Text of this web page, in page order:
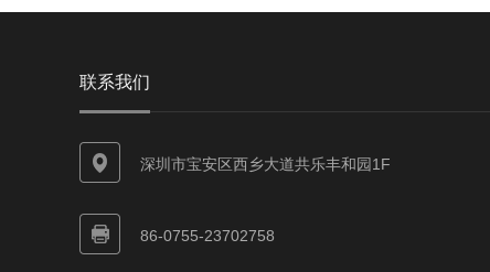
联系我们
深圳市宝安区西乡大道共乐丰和园1F
86-0755-23702758